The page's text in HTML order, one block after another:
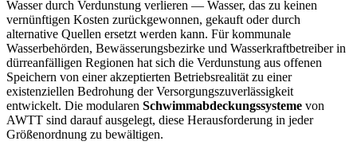
Wasser durch Verdunstung verlieren — Wasser, das zu keinen
vernünftigen Kosten zurückgewonnen, gekauft oder durch
alternative Quellen ersetzt werden kann. Für kommunale
Wasserbehörden, Bewässerungsbezirke und Wasserkraftbetreiber in
dürreanfälligen Regionen hat sich die Verdunstung aus offenen
Speichern von einer akzeptierten Betriebsrealität zu einer
existenziellen Bedrohung der Versorgungszuverlässigkeit
entwickelt. Die modularen Schwimmabdeckungssysteme von
AWTT sind darauf ausgelegt, diese Herausforderung in jeder
Größenordnung zu bewältigen.